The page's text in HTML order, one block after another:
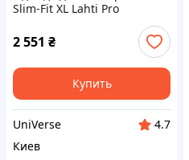
Slim-Fit XL Lahti Pro
2 551 ₴
Купить
UniVerse
4.7
Киев